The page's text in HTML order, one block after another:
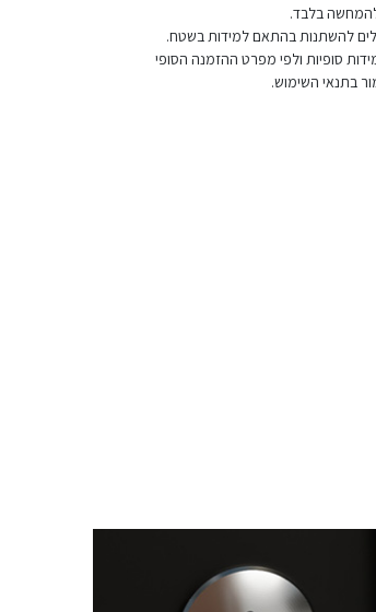
בלבד.
להשתנות בהתאם למידות בשטח.
סופיות ולפי מפרט ההזמנה הסופי
בתנאי השימוש.